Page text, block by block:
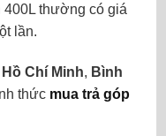
400L thường có giá
lần.
Hồ Chí Minh, Bình
thức mua trả góp